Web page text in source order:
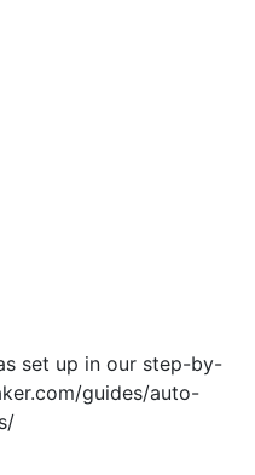
set up in our step-by-
guides/auto-